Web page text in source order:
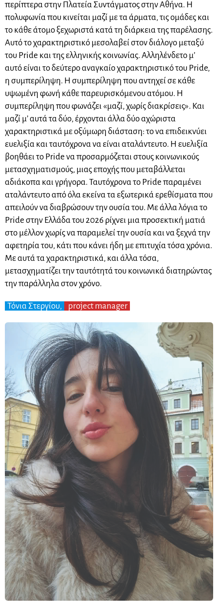
περίπτερα στην Πλατεία Συντάγματος στην Αθήνα. Η
πολυφωνία που κινείται μαζί με τα άρματα, τις ομάδες και
το κάθε άτομο ξεχωριστά κατά τη διάρκεια της παρέλασης.
Αυτό το χαρακτηριστικό μεσολαβεί στον διάλογο μεταξύ
του Pride και της ελληνικής κοινωνίας. Αλληλένδετο μ’
αυτό είναι το δεύτερο αναγκαίο χαρακτηριστικό του Pride,
η συμπερίληψη. Η συμπερίληψη που αντηχεί σε κάθε
υψωμένη φωνή κάθε παρευρισκόμενου ατόμου. Η
συμπερίληψη που φωνάζει «μαζί, χωρίς διακρίσεις». Και
μαζί μ’ αυτά τα δύο, έρχονται άλλα δύο αχώριστα
χαρακτηριστικά με οξύμωρη διάσταση: το να επιδεικνύει
ευελιξία και ταυτόχρονα να είναι αταλάντευτο. Η ευελιξία
βοηθάει το Pride να προσαρμόζεται στους κοινωνικούς
μετασχηματισμούς, μιας εποχής που μεταβάλλεται
αδιάκοπα και γρήγορα. Ταυτόχρονα το Pride παραμένει
αταλάντευτο από όλα εκείνα τα εξωτερικά ερεθίσματα που
απειλούν να διαβρώσουν την ουσία του. Με άλλα λόγια το
Pride στην Ελλάδα του 2026 ρίχνει μια προσεκτική ματιά
στο μέλλον χωρίς να παραμελεί την ουσία και να ξεχνά την
αφετηρία του, κάτι που κάνει ήδη με επιτυχία τόσα χρόνια.
Με αυτά τα χαρακτηριστικά, και άλλα τόσα,
μετασχηματίζει την ταυτότητά του κοινωνικά διατηρώντας
την παράλληλα στον χρόνο.
Τόνια Στεργίου, project manager